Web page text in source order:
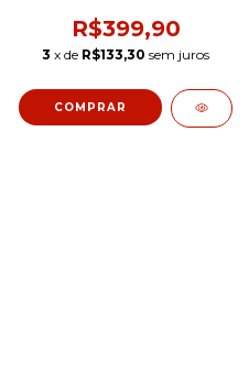
R$399,90
3 x de R$133,30 sem juros